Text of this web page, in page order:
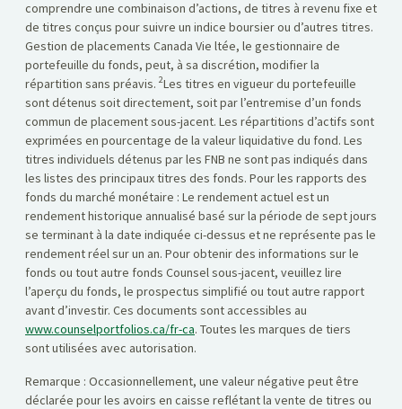
comprendre une combinaison d’actions, de titres à revenu fixe et
de titres conçus pour suivre un indice boursier ou d’autres titres.
Gestion de placements Canada Vie ltée, le gestionnaire de
portefeuille du fonds, peut, à sa discrétion, modifier la
répartition sans préavis. 2Les titres en vigueur du portefeuille
sont détenus soit directement, soit par l’entremise d’un fonds
commun de placement sous-jacent. Les répartitions d’actifs sont
exprimées en pourcentage de la valeur liquidative du fond. Les
titres individuels détenus par les FNB ne sont pas indiqués dans
les listes des principaux titres des fonds. Pour les rapports des
fonds du marché monétaire : Le rendement actuel est un
rendement historique annualisé basé sur la période de sept jours
se terminant à la date indiquée ci-dessus et ne représente pas le
rendement réel sur un an. Pour obtenir des informations sur le
fonds ou tout autre fonds Counsel sous-jacent, veuillez lire
l’aperçu du fonds, le prospectus simplifié ou tout autre rapport
avant d’investir. Ces documents sont accessibles au
www.counselportfolios.ca/fr-ca. Toutes les marques de tiers
sont utilisées avec autorisation.
Remarque : Occasionnellement, une valeur négative peut être
déclarée pour les avoirs en caisse reflétant la vente de titres ou